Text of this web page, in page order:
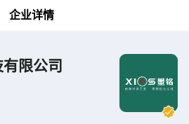
企业详情
限公司